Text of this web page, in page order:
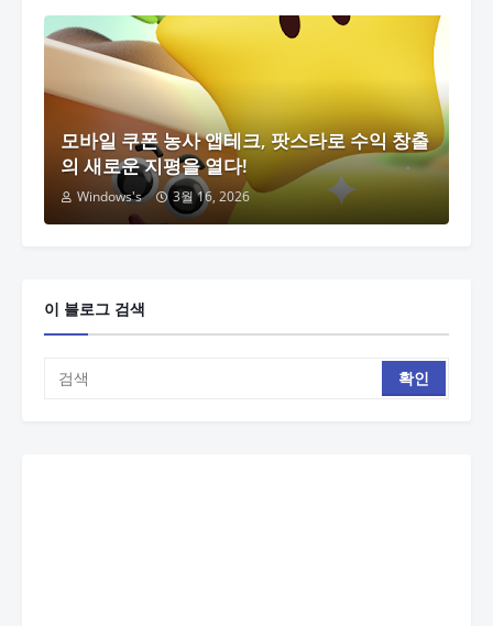
모바일 쿠폰 농사 앱테크, 팟스타로 수익 창출
의 새로운 지평을 열다!
Windows's 3월 16, 2026
이 블로그 검색